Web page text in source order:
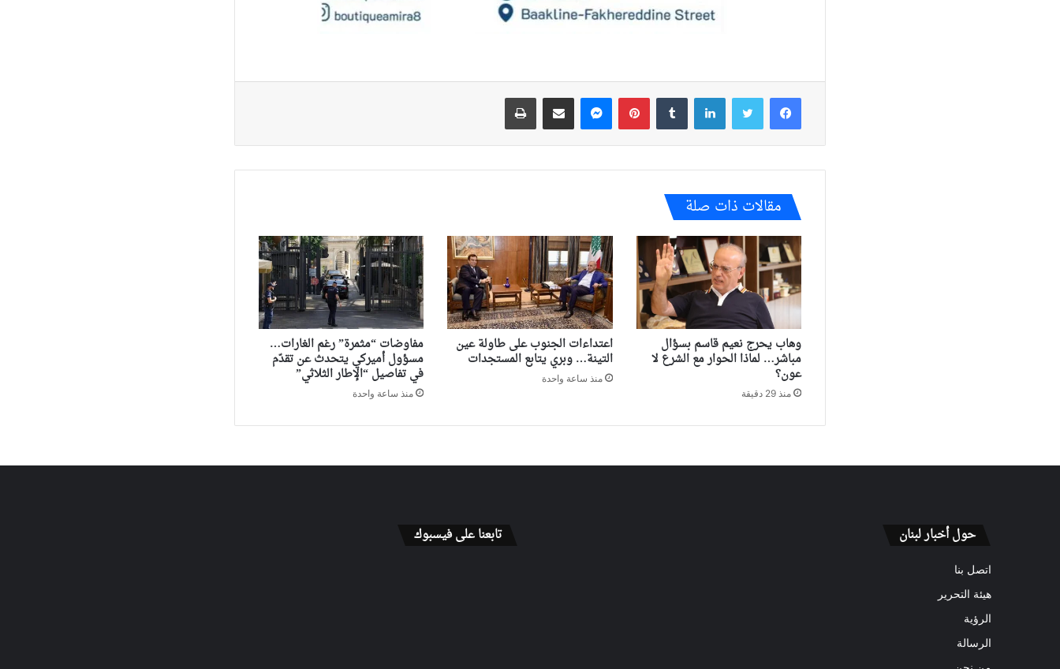
فيسبوك تويتر لينكدإن بينتيريستماسنجر مشاركة عبر البريد طباعة
مقالات ذات صلة
وهاب يحرج نعيم قاسم بسؤال
مباشر… لماذا الحوار مع الشرع لا
عون؟
منذ 29 دقيقة
اعتداءات الجنوب على طاولة عين
التينة… وبري يتابع المستجدات
منذ ساعة واحدة
مفاوضات “مثمرة” رغم الغارات…
مسؤول أميركي يتحدث عن تقدّم
في تفاصيل “الإطار الثلاثي”
منذ ساعة واحدة
حول أخبار لبنان
اتصل بنا
هيئة التحرير
الرؤية
الرسالة
تابعنا على فيسبوك